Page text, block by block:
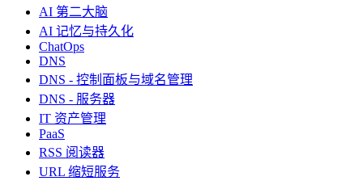
AI 第二大脑
AI 记忆与持久化
ChatOps
DNS
DNS - 控制面板与域名管理
DNS - 服务器
IT 资产管理
PaaS
RSS 阅读器
URL 缩短服务